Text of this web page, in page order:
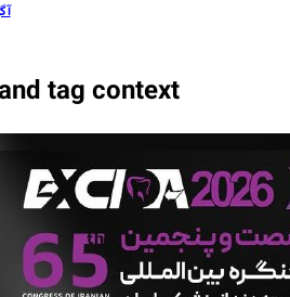
tag context